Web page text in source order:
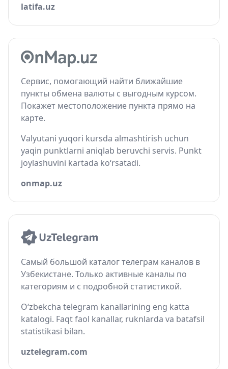
latifa.uz
Сервис, помогающий найти ближайшие
пункты обмена валюты с выгодным курсом.
Покажет местоположение пункта прямо на
карте.
Valyutani yuqori kursda almashtirish uchun
yaqin punktlarni aniqlab beruvchi servis. Punkt
joylashuvini kartada ko‘rsatadi.
onmap.uz
Самый большой каталог телеграм каналов в
Узбекистане. Только активные каналы по
категориям и с подробной статистикой.
O‘zbekcha telegram kanallarining eng katta
katalogi. Faqt faol kanallar, ruknlarda va batafsil
statistikasi bilan.
uztelegram.com